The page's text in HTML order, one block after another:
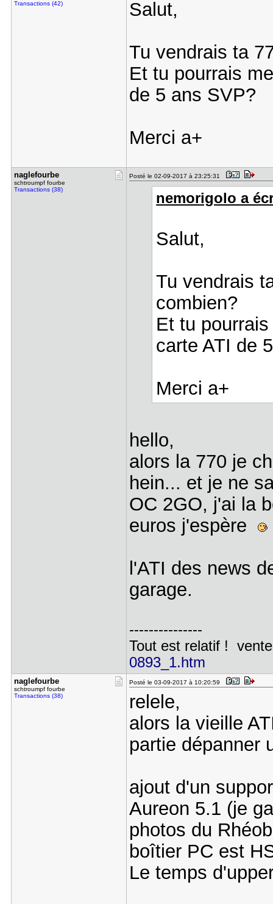
Transactions (42) Salut,
Tu vendrais ta
Et tu pourrais
de 5 ans SVP?
Merci a+
naglefourb​e
schtroumpf fourbe
Transactions (38)
Posté le 02-09-2017 à 23:25:31
nemorigolo a
Salut,
Tu vendrais
combien?
Et tu
carte ATI de
Merci a+
hello,
alors la 770 je
hein... et je ne
OC 2GO, j'ai la
euros j'espère
l'ATI des news
garage.
---------------
Tout est relatif !
0893_1.htm
naglefourb​e
schtroumpf fourbe
Transactions (38)
Posté le 03-09-2017 à 10:20:59
relele,
alors la vieille
partie dépanner
ajout d'un
Aureon 5.1 (je
photos du
boîtier PC est
Le temps